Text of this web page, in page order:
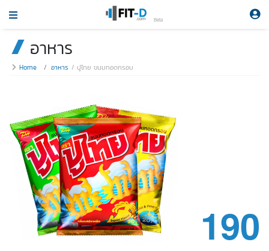
Beta
อาหาร
Home อาหาร ปูไทย ขนมทอดกรอบ
190